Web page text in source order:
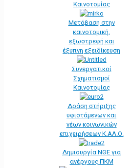
Καινοτομίας
Μετάβαση στην
καινοτομική,
εξωστρεφή και
έξυπνη εξειδίκευση
Συνεργατικοί
Σχηματισμοί
Καινοτομίας
Δράση στήριξης
υφιστάμενων και
νέων κοινωνικών
επιχειρήσεων Κ.ΑΛ.Ο.
Δημιουργία ΝΘΕ για
ανέργους ΠΚΜ